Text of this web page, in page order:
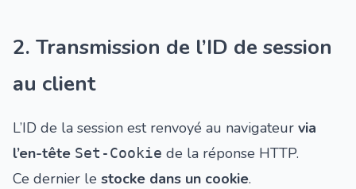
2. Transmission de l’ID de session
au client
L’ID de la session est renvoyé au navigateur via
l’en-tête Set-Cookie de la réponse HTTP.
Ce dernier le stocke dans un cookie.